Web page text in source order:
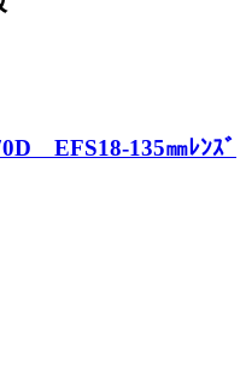
EFS18-135㎜ﾚﾝｽﾞ